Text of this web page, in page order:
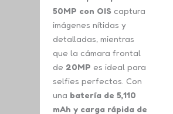
50MP con OIS captura
imágenes nítidas y
detalladas, mientras
que la cámara frontal
de 20MP es ideal para
selfies perfectos. Con
una batería de 5,110
mAh y carga rápida de